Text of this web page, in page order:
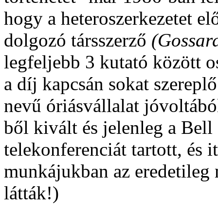
hogy a heteroszerkezetet
dolgozó társszerző
legfeljebb 3 kutató között
a díj kapcsán sokat
nevű óriásvállalat
ből kivált és jelenleg a Bell
telekonferenciát tartott, és
munkájukban az
látták!)